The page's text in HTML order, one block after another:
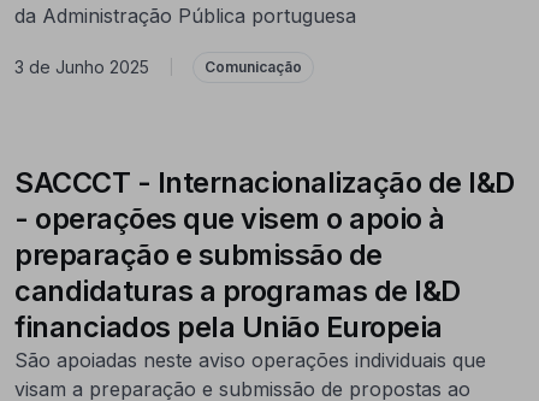
da Administração Pública portuguesa
3 de Junho 2025 Comunicação
SACCCT - Internacionalização de I&D
- operações que visem o apoio à
preparação e submissão de
candidaturas a programas de I&D
financiados pela União Europeia
São apoiadas neste aviso operações individuais que
visam a preparação e submissão de propostas ao